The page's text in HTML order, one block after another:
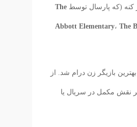
کنه (که پارسال توسط The
Abbott Elementary، The
بازیگر زن درام شد. از
نقش مکمل در سریال یا